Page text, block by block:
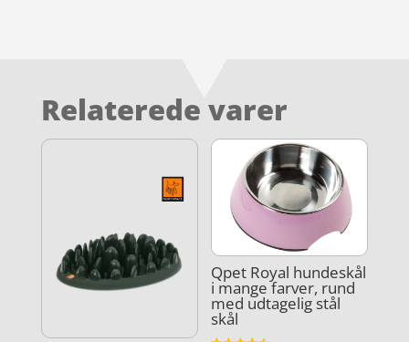
Relaterede varer
Qpet Royal hundeskål
i mange farver, rund
med udtagelig stål
skål